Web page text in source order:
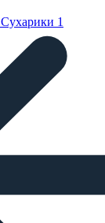
Сухарики 1